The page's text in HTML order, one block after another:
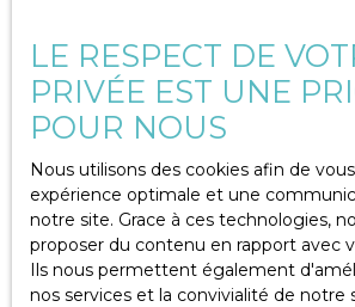
LE RESPECT DE
PRIVÉE EST UNE
POUR NOUS
Nous utilisons des cookies afin de
expérience optimale et une
notre site. Grace à ces technologies,
proposer du contenu en rapport avec
Ils nous permettent également
nos services et la convivialité de notre